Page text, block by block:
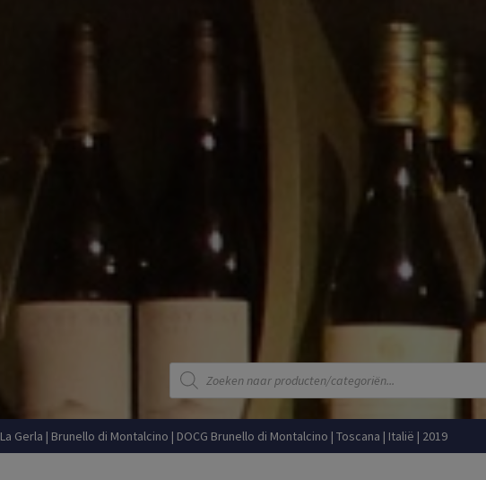
Producten
zoeken
La Gerla | Brunello di Montalcino | DOCG Brunello di Montalcino | Toscana | Italië | 2019